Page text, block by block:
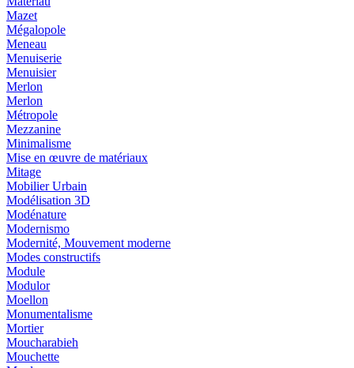
Mazet
Mégalopole
Meneau
Menuiserie
Menuisier
Merlon
Merlon
Métropole
Mezzanine
Minimalisme
Mise en œuvre de matériaux
Mitage
Mobilier Urbain
Modélisation 3D
Modénature
Modernismo
Modernité, Mouvement moderne
Modes constructifs
Module
Modulor
Moellon
Monumentalisme
Mortier
Moucharabieh
Mouchette